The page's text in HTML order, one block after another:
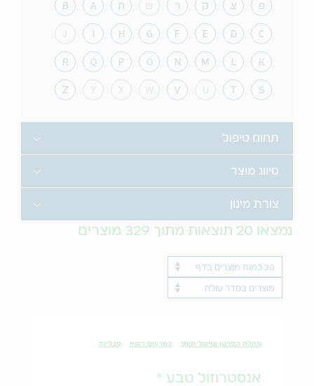
פ צ ק ר ש ת A
B
C
D
E
F
G
H
J
K
L
M
N
O
P
Q
R
S
U
V
W
X
Y
Z
תחום טיפול Toggle
סיווג מוצר Toggle
צורת מינון Toggle
נמצאו 20 תוצאות מתוך 329 מוצרים
Results per page
ProductName
מחלת הסרטן וטיפול תומך במרשם רופא טבליות
אנסטרוזול טבע ®